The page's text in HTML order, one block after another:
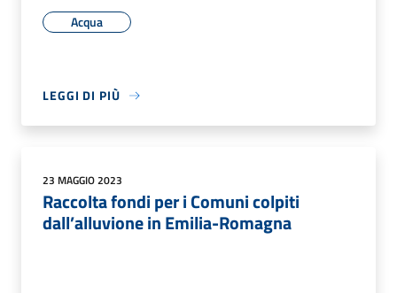
Acqua
LEGGI DI PIÙ
23 MAGGIO 2023
Raccolta fondi per i Comuni colpiti
dall’alluvione in Emilia-Romagna